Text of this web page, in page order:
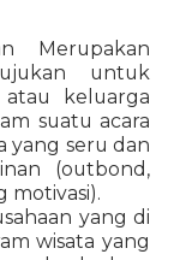
Merupakan
untuk
keluarga
suatu acara
yang seru dan
(outbond,
motivasi).
yang di
wisata yang